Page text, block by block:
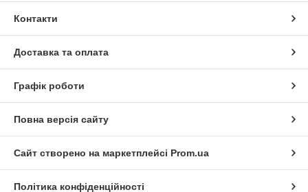
Контакти
Доставка та оплата
Графік роботи
Повна версія сайту
Сайт створено на маркетплейсі Prom.ua
Політика конфіденційності